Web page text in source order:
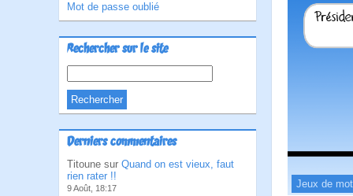
Mot de passe oublié
Rechercher sur le site
Derniers commentaires
Titoune sur Quand on est vieux, faut
rien rater !!
9 Août, 18:17 Jeux de